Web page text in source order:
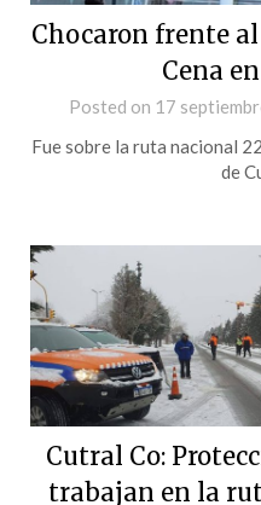
Chocaron frente
Cena
Posted on 17
Fue sobre la ruta nacional
de
Cutral Co:
trabajan en la